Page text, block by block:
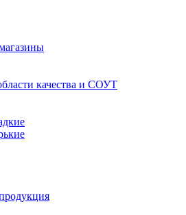
качества и СОУТ